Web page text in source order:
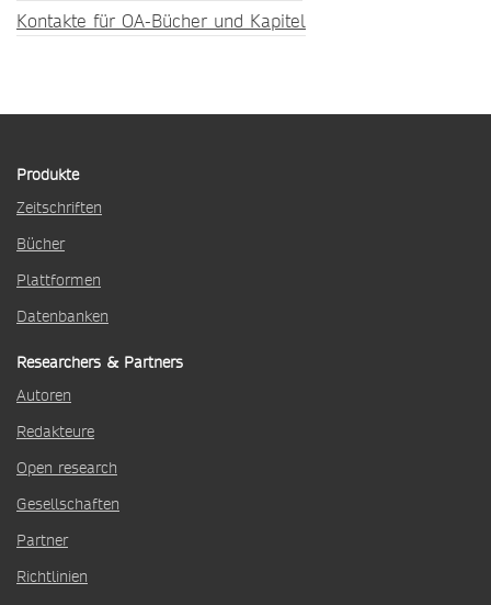
Kontakte für OA-Bücher und Kapitel
Produkte
Zeitschriften
Bücher
Plattformen
Datenbanken
Researchers & Partners
Autoren
Redakteure
Open research
Gesellschaften
Partner
Richtlinien